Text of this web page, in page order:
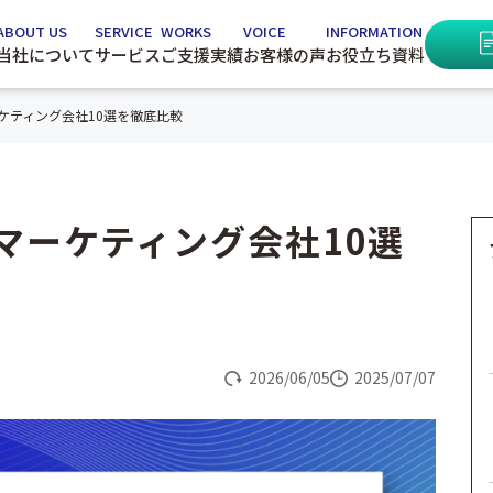
US
社について
SERVICE
サービス
WORKS
ご支援実績
VOICE
お客様の声
INFORMATION
お役立ち資料
ティング会社10選を徹底比較
ーケティング会社10選
2026/06/05 2025/07/07